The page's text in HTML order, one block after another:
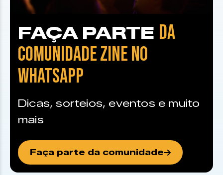
FAÇA PARTE DA
COMUNIDADE ZINE NO
WHATSAPP
Dicas, sorteios, eventos e muito
mais
Faça parte da comunidade